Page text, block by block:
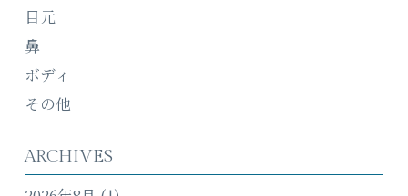
目元
鼻
ボディ
その他
ARCHIVES